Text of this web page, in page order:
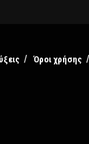
Όροι χρήσης